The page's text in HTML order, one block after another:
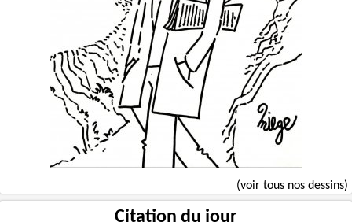
(voir tous nos dessins)
Citation du jour